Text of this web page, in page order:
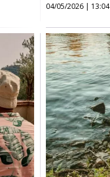
04/05/2026 | 13:04